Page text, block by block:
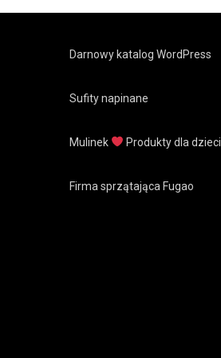
Darnowy katalog WordPress
Sufity napinane
Mulinek Produkty dla dzieci
Firma sprzątająca Fugao